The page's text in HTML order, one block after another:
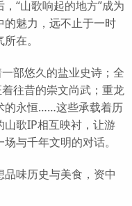
“山歌响起的地方”成为
魅力，远不止于一时
在。
部悠久的盐业史诗；全
往昔的崇文尚武；重龙
的永恒……这些承载着历
山歌IP相互映衬，让游
与千年文明的对话。
味历史与美食，资中